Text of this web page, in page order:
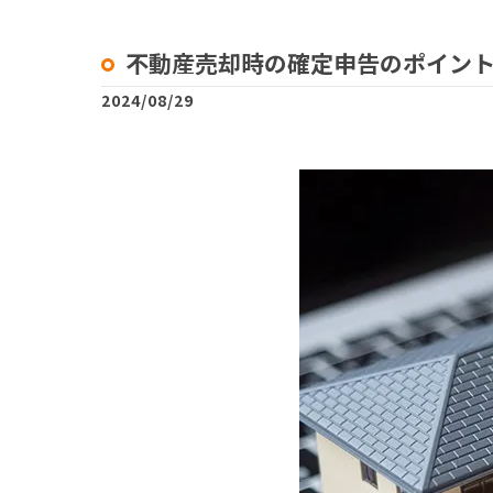
不動産売却時の確定申告のポイン
2024/08/29